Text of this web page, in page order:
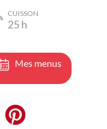
CUISSON
25 h
Mes menus